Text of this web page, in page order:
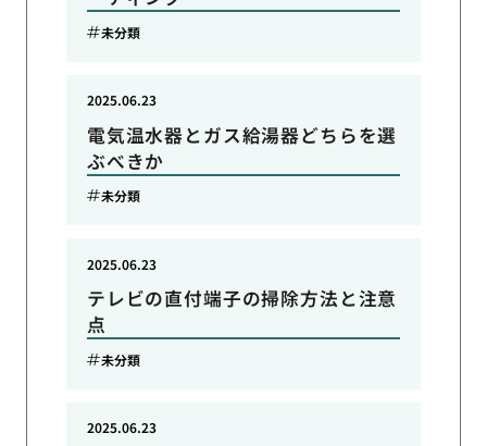
未分類
電気温水器とガス給湯器どちらを選
ぶべきか
2025.06.23
未分類
テレビの直付端子の掃除方法と注意
点
2025.06.23
未分類
2025.06.23